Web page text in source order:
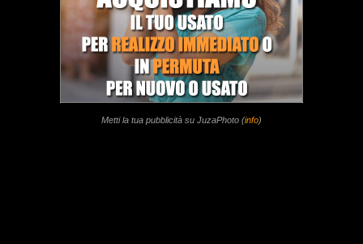
Metti la tua pubblicità su JuzaPhoto (info)